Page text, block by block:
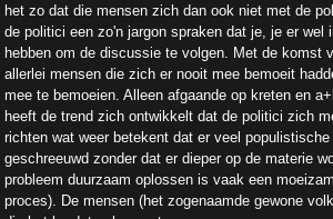
het zo dat die mensen zich dan ook niet met de
de politici een zo'n jargon spraken dat je, je er wel
hebben om de discussie te volgen. Met de komst
allerlei mensen die zich er nooit mee bemoeit
mee te bemoeien. Alleen afgaande op kreten en
heeft de trend zich ontwikkelt dat de politici zich
richten wat weer betekent dat er veel
geschreeuwd zonder dat er dieper op de materie
probleem duurzaam oplossen is vaak een
proces). De mensen (het zogenaamde gewone